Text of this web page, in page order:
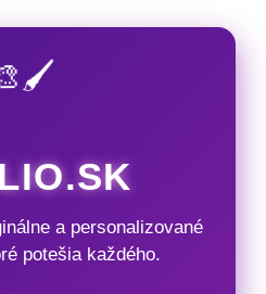
a personalizované
potešia každého.